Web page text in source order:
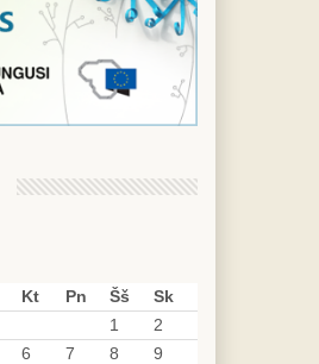
Kt Pn Šš
Sk
1
2
6 7 8
9